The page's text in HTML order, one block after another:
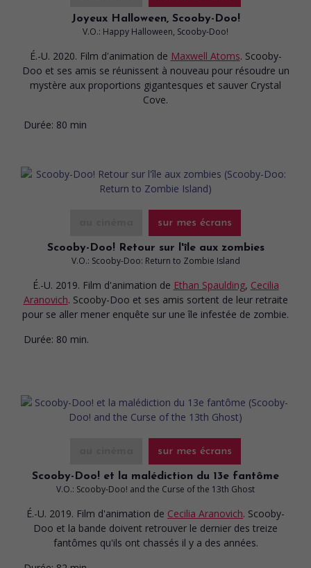
Joyeux Halloween, Scooby-Doo!
V.O.: Happy Halloween, Scooby-Doo!
É.-U. 2020. Film d'animation de Maxwell Atoms. Scooby-
Doo et ses amis se réunissent à nouveau pour résoudre un
mystère aux proportions gigantesques et sauver Crystal
Cove.
Durée: 80 min
sur mes écrans
Scooby-Doo! Retour sur l'île aux zombies
V.O.: Scooby-Doo: Return to Zombie Island
É.-U. 2019. Film d'animation de Ethan Spaulding, Cecilia
Aranovich. Scooby-Doo et ses amis sortent de leur retraite
pour se aller mener enquête sur une île infestée de zombie.
Durée: 80 min.
sur mes écrans
Scooby-Doo! et la malédiction du 13e fantôme
V.O.: Scooby-Doo! and the Curse of the 13th Ghost
É.-U. 2019. Film d'animation de Cecilia Aranovich. Scooby-
Doo et la bande doivent retrouver le dernier des treize
fantômes qu'ils ont chassés il y a des années.